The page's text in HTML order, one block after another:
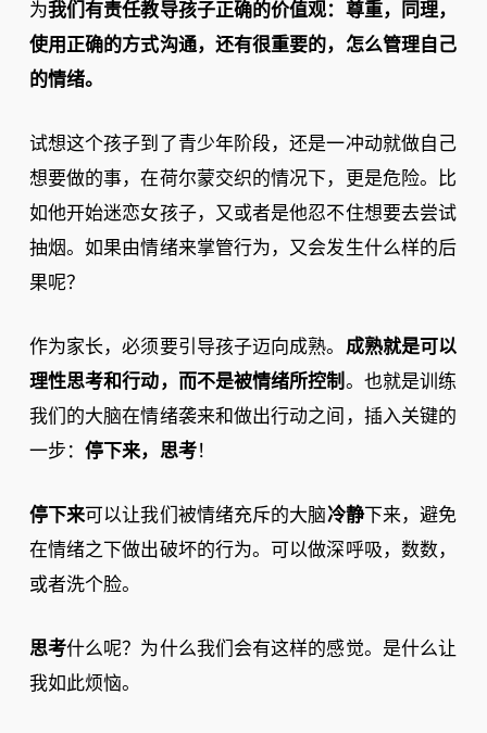
为我们有责任教导孩子正确的价值观：尊重，同理，
使用正确的方式沟通，还有很重要的，怎么管理自己
的情绪。
试想这个孩子到了青少年阶段，还是一冲动就做自己
想要做的事，在荷尔蒙交织的情况下，更是危险。比
如他开始迷恋女孩子，又或者是他忍不住想要去尝试
抽烟。如果由情绪来掌管行为，又会发生什么样的后
果呢？
作为家长，必须要引导孩子迈向成熟。 成熟就是可以
理性思考和行动，而不是被情绪所控制。也就是训练
我们的大脑在情绪袭来和做出行动之间，插入关键的
一步：停下来，思考！
停下来可以让我们被情绪充斥的大脑冷静下来，避免
在情绪之下做出破坏的行为。可以做深呼吸，数数，
或者洗个脸。
思考什么呢？为什么我们会有这样的感觉。是什么让
我如此烦恼。